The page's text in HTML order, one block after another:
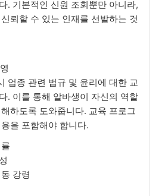
. 기본적인 신원 조회뿐만 아니라,
뢰할 수 있는 인재를 선발하는 것
업종 관련 법규 및 윤리에 대한 교
. 이를 통해 알바생이 자신의 역할
하도록 도와줍니다. 교육 프로그
을 포함해야 합니다.
강령